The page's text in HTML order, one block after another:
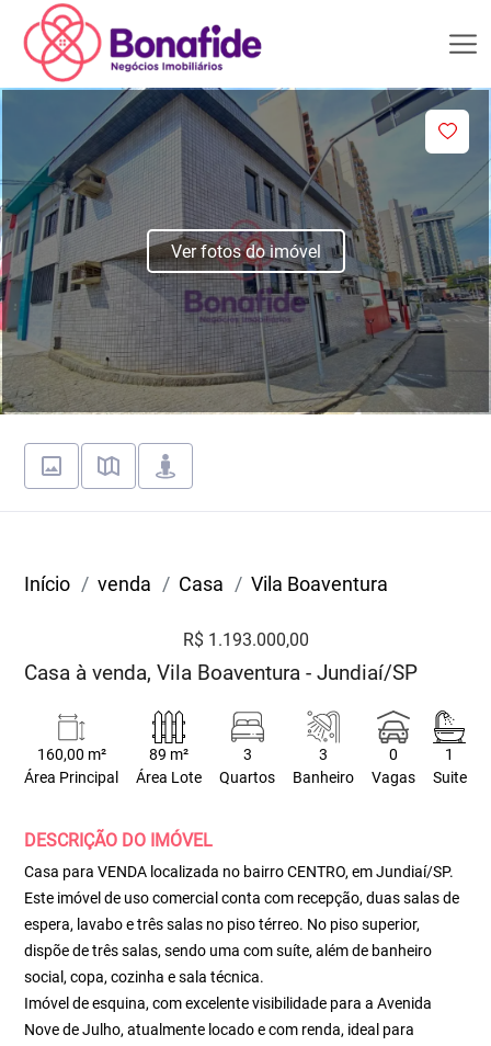
Ver fotos do imóvel
Início venda Casa Vila Boaventura
R$ 1.193.000,00
Casa à venda, Vila Boaventura - Jundiaí/SP
160,00 m²
Área Principal
89 m²
Área Lote
3
Quartos
3
Banheiro
0
Vagas
1
Suite
DESCRIÇÃO DO IMÓVEL
Casa para VENDA localizada no bairro CENTRO, em Jundiaí/SP.
Este imóvel de uso comercial conta com recepção, duas salas de
espera, lavabo e três salas no piso térreo. No piso superior,
dispõe de três salas, sendo uma com suíte, além de banheiro
social, copa, cozinha e sala técnica.
Imóvel de esquina, com excelente visibilidade para a Avenida
Nove de Julho, atualmente locado e com renda, ideal para